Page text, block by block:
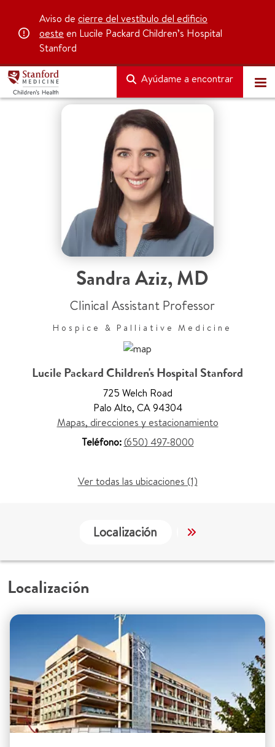
Aviso de cierre del vestíbulo del edificio
oeste en Lucile Packard Children’s Hospital
Stanford
Ayúdame a encontrar
Sandra Aziz,MD
Clinical Assistant Professor
Hospice & Palliative Medicine
Lucile Packard Children's Hospital Stanford
725 Welch Road
Palo Alto, CA 94304
Mapas, direcciones y estacionamiento
Teléfono:(650) 497-8000
Ver todas las ubicaciones (1)
Localización Servicios
Localización